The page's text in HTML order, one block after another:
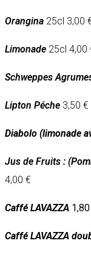
Orangina 25cl 3,00
Limonade 25cl 4,00
Schweppes
Lipton Péche 3,50 €
Diabolo (limonade
Jus de Fruits :
4,00 €
Caffé LAVAZZA
Caffé LAVAZZA